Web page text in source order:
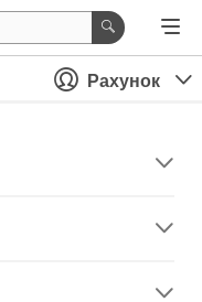
Рахунок